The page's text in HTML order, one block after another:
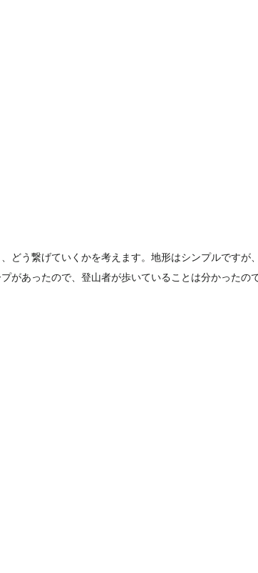
どう繋げていくかを考えます。地形はシンプルですが
があったので、登山者が歩いていることは分かったの